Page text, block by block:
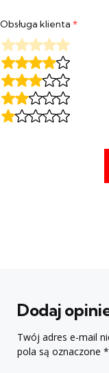
Obsługa klienta *
Dodaj
Twój adres e-mail
pola są oznaczone *